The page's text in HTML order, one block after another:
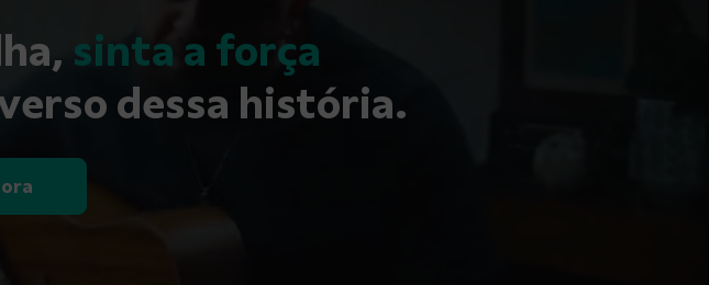
sinta a força
dessa história.